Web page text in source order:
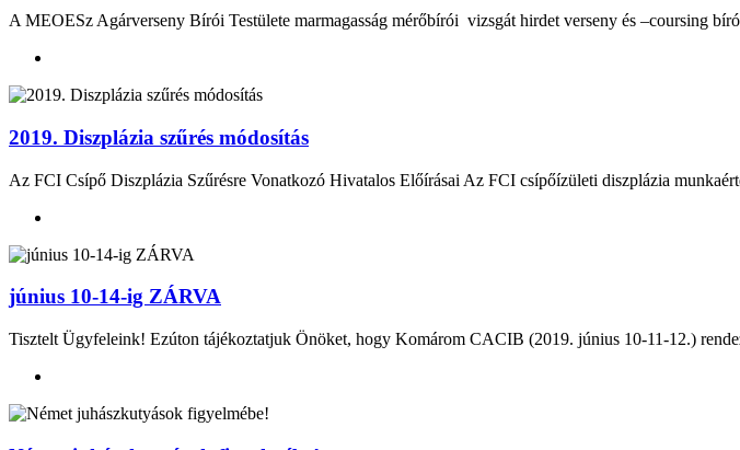
A MEOESz Agárverseny Bírói Testülete marmagasság mérőbírói vizsgát hirdet verseny és –coursing
2019. Diszplázia szűrés módosítás
Az FCI Csípő Diszplázia Szűrésre Vonatkozó Hivatalos Előírásai Az FCI csípőízületi diszplázia
június 10-14-ig ZÁRVA
Tisztelt Ügyfeleink! Ezúton tájékoztatjuk Önöket, hogy Komárom CACIB (2019. június 10-11-12.)